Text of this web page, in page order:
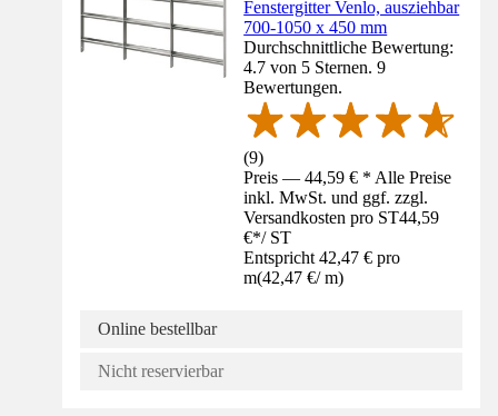
Fenstergitter Venlo, ausziehbar
700-1050 x 450 mm
Durchschnittliche Bewertung:
4.7 von 5 Sternen. 9
Bewertungen.
(9)
Preis — 44,59 € * Alle Preise
inkl. MwSt. und ggf. zzgl.
Versandkosten pro ST44,59
€*/ ST
Entspricht 42,47 € pro
m(42,47 €/ m)
Online bestellbar
Nicht reservierbar